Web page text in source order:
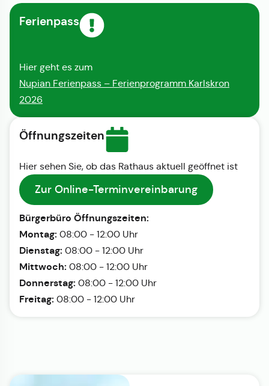
Ferienpass
Hier geht es zum
Nupian Ferienpass – Ferienprogramm Karlskron
2026
Öffnungszeiten
Hier sehen Sie, ob das Rathaus aktuell geöffnet ist
Zur Online-Terminvereinbarung
Bürgerbüro Öffnungszeiten:
Montag: 08:00 - 12:00 Uhr
Dienstag: 08:00 - 12:00 Uhr
Mittwoch: 08:00 - 12:00 Uhr
Donnerstag: 08:00 - 12:00 Uhr
Freitag: 08:00 - 12:00 Uhr